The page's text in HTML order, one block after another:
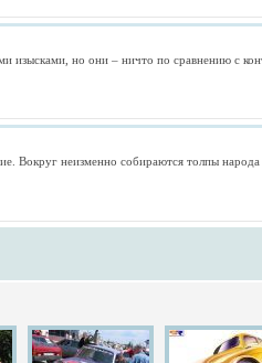
изысками, но они – ничто по сравнению с
Вокруг неизменно собираются толпы